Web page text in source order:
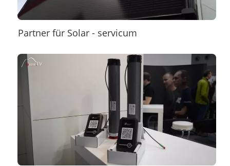
Partner für Solar - servicum